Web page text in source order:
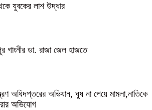
যুবকের লাশ উদ্ধার
গাংনীর ডা. রাজা জেল হাজতে
অধিদপ্তরের অভিযান, ঘুষ না পেয়ে মামলা,নাতিকে
অভিযোগ